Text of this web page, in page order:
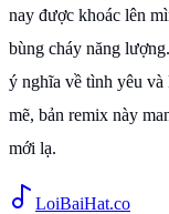
nay được khoác lên
bùng cháy năng
ý nghĩa về tình yêu
mẽ, bản remix này
mới lạ.
LoiBaiHat.co